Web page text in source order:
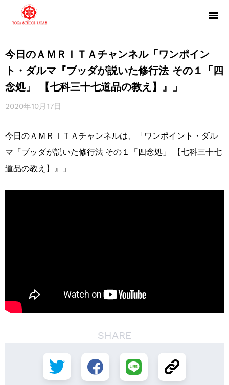
今日のＡＭＲＩＴＡチャンネル「ワンポイン
ト・ダルマ『ブッダが説いた修行法 その１「四
念処」 【七科三十七道品の教え】』」
2020年10月17日
今日のＡＭＲＩＴＡチャンネルは、「ワンポイント・ダル
マ『ブッダが説いた修行法 その１「四念処」 【七科三十七
道品の教え】』」
SHARE